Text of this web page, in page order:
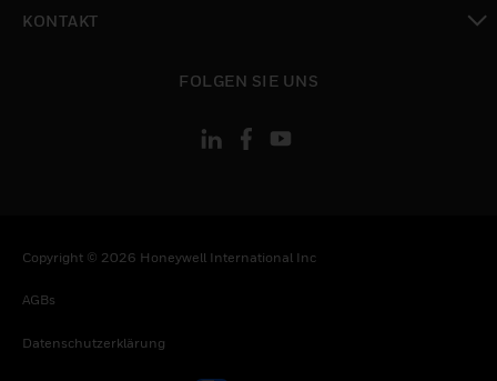
KONTAKT
FOLGEN SIE UNS
Copyright © 2026 Honeywell International Inc
AGBs
Datenschutzerklärung